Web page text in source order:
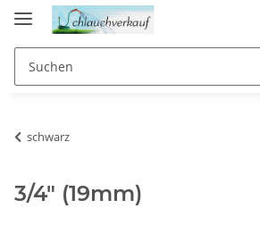
schwarz
3/4" (19mm)